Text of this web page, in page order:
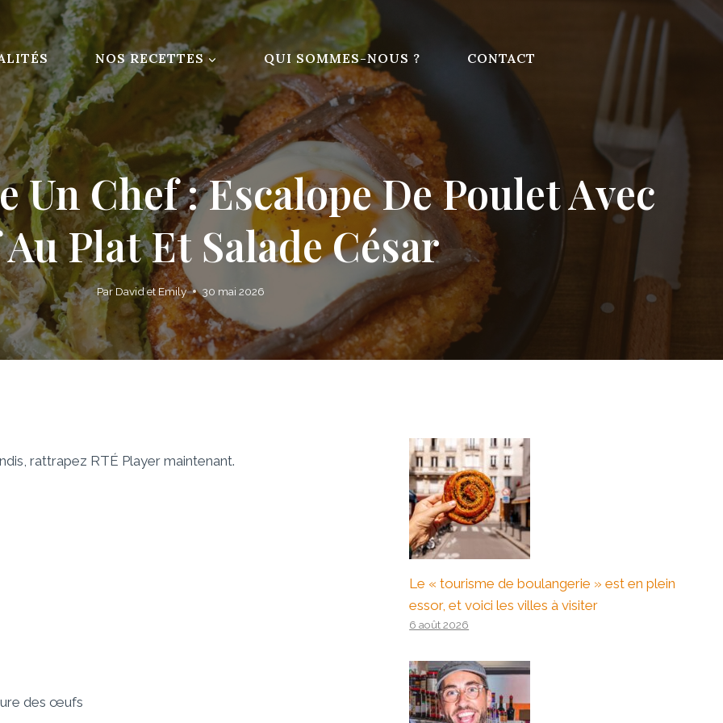
NOS RECETTES QUI SOMMES-NOUS ? CONTACT
Un Chef : Escalope De Poulet Avec
Plat Et Salade César
Par David et Emily 30 mai 2026
rattrapez RTÉ Player maintenant.
des œufs
Le « tourisme de boulangerie » est en plein
essor, et voici les villes à visiter
6 août 2026